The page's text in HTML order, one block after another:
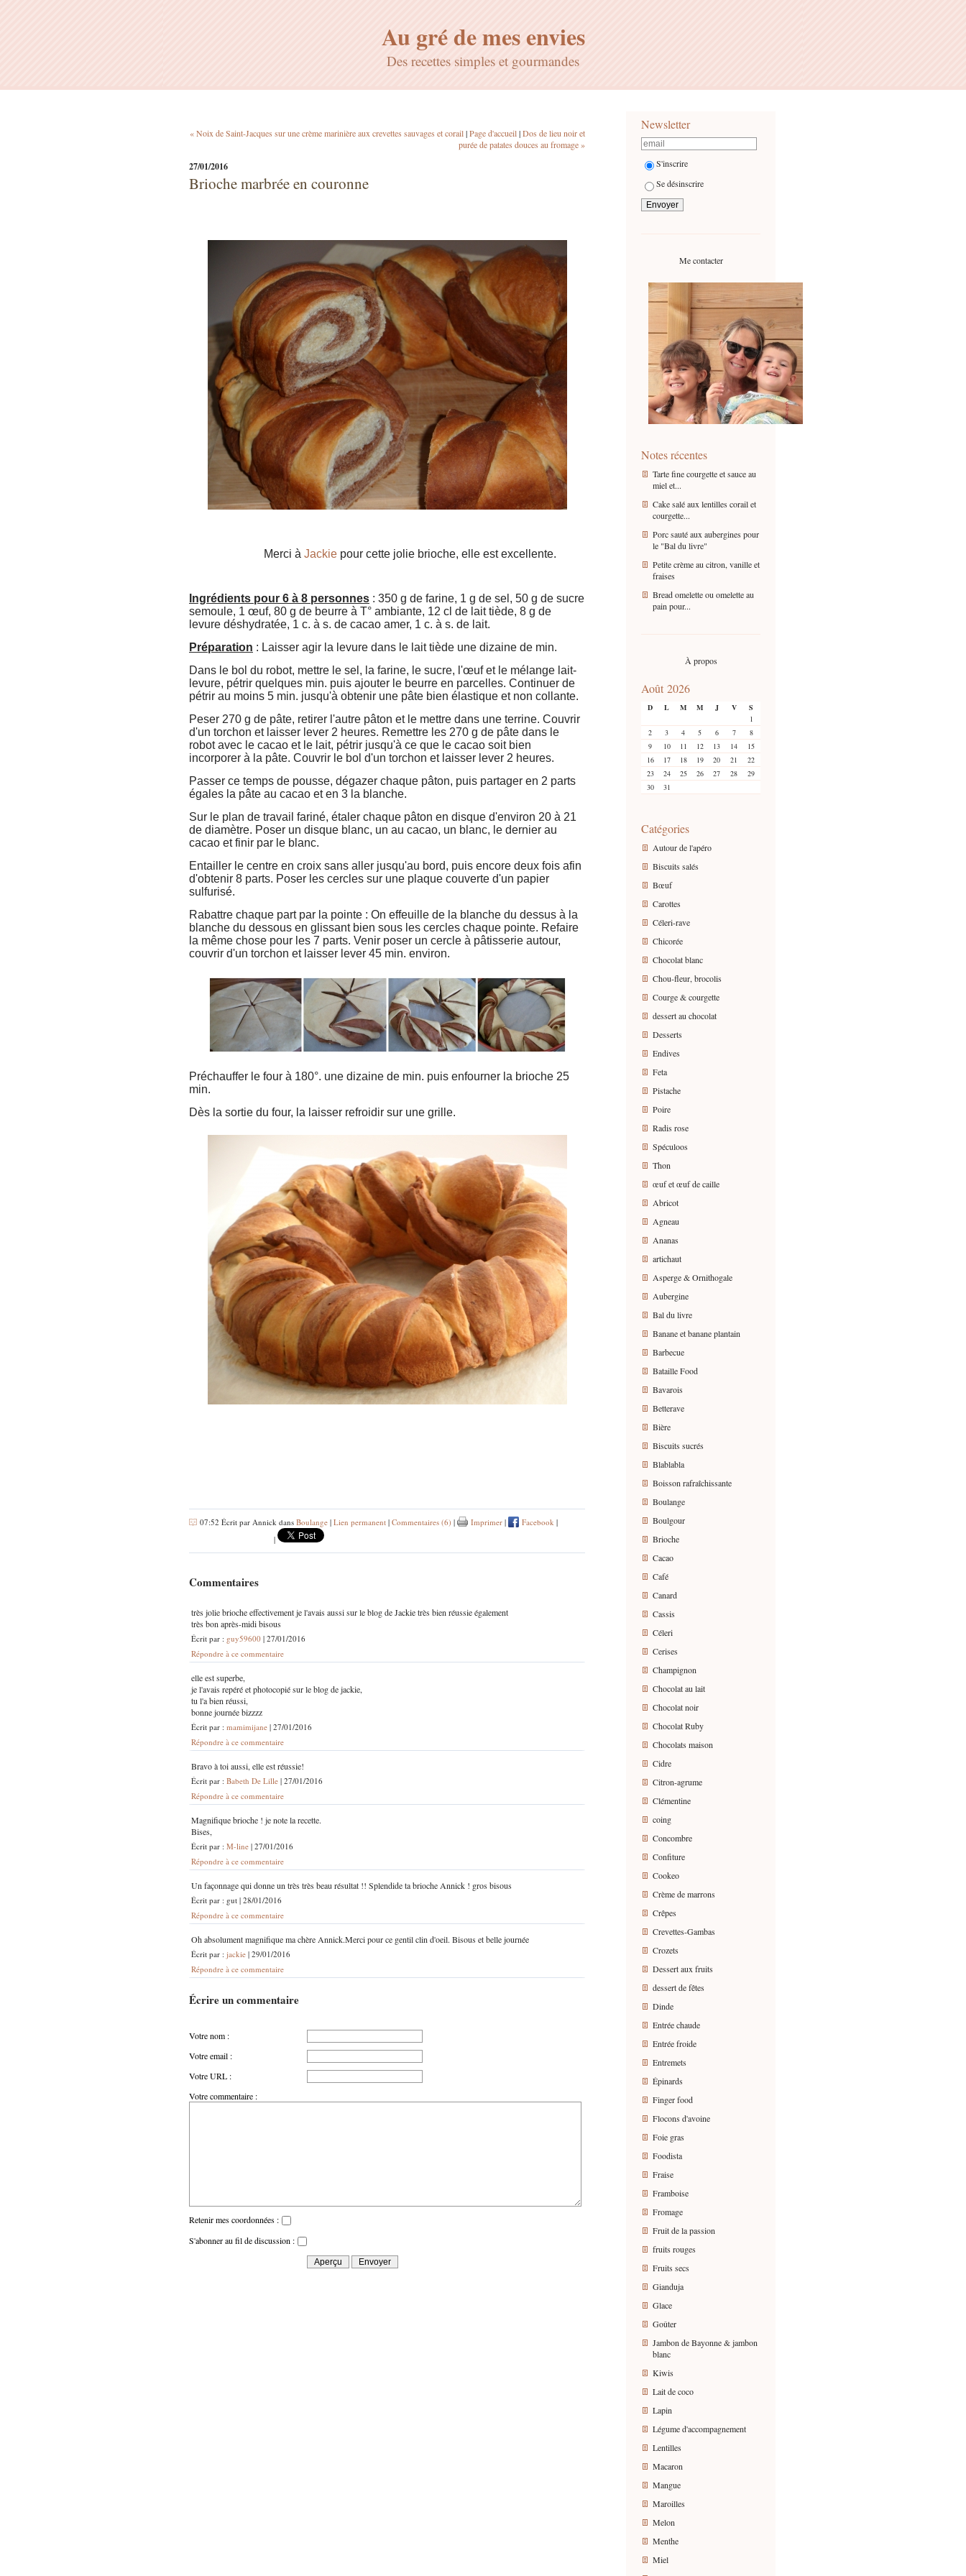
Au gré de mes envies
Des recettes simples et gourmandes
Newsletter
S'inscrire
Se désinscrire
Me contacter
Notes récentes
Tarte fine courgette et sauce au
miel et...
Cake salé aux lentilles corail et
courgette...
Porc sauté aux aubergines pour
le "Bal du livre"
Petite crème au citron, vanille et
fraises
Bread omelette ou omelette au
pain pour...
À propos
Août 2026
D L M M J V
S
1
2
3 4 5 6 7
8
9
10 11 12 13 14
15
16
17 18 19 20 21
22
23
24 25 26 27 28
29
30
31
Catégories
Autour de l'apéro
Biscuits salés
Bœuf
Carottes
Céleri-rave
Chicorée
Chocolat blanc
Chou-fleur, brocolis
Courge & courgette
dessert au chocolat
Desserts
Endives
Feta
Pistache
Poire
Radis rose
Spéculoos
Thon
œuf et œuf de caille
Abricot
Agneau
Ananas
artichaut
Asperge & Ornithogale
Aubergine
Bal du livre
Banane et banane plantain
Barbecue
Bataille Food
Bavarois
Betterave
Bière
Biscuits sucrés
Blablabla
Boisson rafraîchissante
Boulange
Boulgour
Brioche
Cacao
Café
Canard
Cassis
Céleri
Cerises
Champignon
Chocolat au lait
Chocolat noir
Chocolat Ruby
Chocolats maison
Cidre
Citron-agrume
Clémentine
coing
Concombre
Confiture
Cookeo
Crème de marrons
Crêpes
Crevettes-Gambas
Crozets
Dessert aux fruits
dessert de fêtes
Dinde
Entrée chaude
Entrée froide
Entremets
Épinards
Finger food
Flocons d'avoine
Foie gras
Foodista
Fraise
Framboise
Fromage
Fruit de la passion
fruits rouges
Fruits secs
Gianduja
Glace
Goûter
Jambon de Bayonne & jambon
blanc
Kiwis
Lait de coco
Lapin
Légume d'accompagnement
Lentilles
Macaron
Mangue
Maroilles
Melon
Menthe
Miel
« Noix de Saint-Jacques sur une crème marinière aux crevettes sauvages et corail|Page d'accueil|Dos de lieu noir et
purée de patates douces au fromage »
27/01/2016
Brioche marbrée en couronne
Merci à Jackie pour cette jolie brioche, elle est excellente.
Ingrédients pour 6 à 8 personnes : 350 g de farine, 1 g de sel, 50 g de sucre
semoule, 1 œuf, 80 g de beurre à T° ambiante, 12 cl de lait tiède, 8 g de
levure déshydratée, 1 c. à s. de cacao amer, 1 c. à s. de lait.
Préparation : Laisser agir la levure dans le lait tiède une dizaine de min.
Dans le bol du robot, mettre le sel, la farine, le sucre, l'œuf et le mélange lait-
levure, pétrir quelques min. puis ajouter le beurre en parcelles. Continuer de
pétrir au moins 5 min. jusqu'à obtenir une pâte bien élastique et non collante.
Peser 270 g de pâte, retirer l'autre pâton et le mettre dans une terrine. Couvrir
d'un torchon et laisser lever 2 heures. Remettre les 270 g de pâte dans le
robot avec le cacao et le lait, pétrir jusqu'à ce que le cacao soit bien
incorporer à la pâte. Couvrir le bol d'un torchon et laisser lever 2 heures.
Passer ce temps de pousse, dégazer chaque pâton, puis partager en 2 parts
égales la pâte au cacao et en 3 la blanche.
Sur le plan de travail fariné, étaler chaque pâton en disque d'environ 20 à 21
de diamètre. Poser un disque blanc, un au cacao, un blanc, le dernier au
cacao et finir par le blanc.
Entailler le centre en croix sans aller jusqu'au bord, puis encore deux fois afin
d'obtenir 8 parts. Poser les cercles sur une plaque couverte d'un papier
sulfurisé.
Rabattre chaque part par la pointe : On effeuille de la blanche du dessus à la
blanche du dessous en glissant bien sous les cercles chaque pointe. Refaire
la même chose pour les 7 parts. Venir poser un cercle à pâtisserie autour,
couvrir d'un torchon et laisser lever 45 min. environ.
Préchauffer le four à 180°. une dizaine de min. puis enfourner la brioche 25
min.
Dès la sortie du four, la laisser refroidir sur une grille.
07:52 Écrit par Annick dans Boulange | Lien permanent | Commentaires (6) | Imprimer | Facebook |
|
Commentaires
très jolie brioche effectivement je l'avais aussi sur le blog de Jackie très bien réussie également
très bon après-midi bisous
Écrit par : guy59600 | 27/01/2016
Répondre à ce commentaire
elle est superbe,
je l'avais repéré et photocopié sur le blog de jackie,
tu l'a bien réussi,
bonne journée bizzzz
Écrit par : mamimijane | 27/01/2016
Répondre à ce commentaire
Bravo à toi aussi, elle est réussie!
Écrit par : Babeth De Lille | 27/01/2016
Répondre à ce commentaire
Magnifique brioche ! je note la recette.
Bises,
Écrit par : M-line | 27/01/2016
Répondre à ce commentaire
Un façonnage qui donne un très très beau résultat !! Splendide ta brioche Annick ! gros bisous
Écrit par : gut | 28/01/2016
Répondre à ce commentaire
Oh absolument magnifique ma chère Annick.Merci pour ce gentil clin d'oeil. Bisous et belle journée
Écrit par : jackie | 29/01/2016
Répondre à ce commentaire
Écrire un commentaire
Votre nom :
Votre email :
Votre URL :
Votre commentaire :
Retenir mes coordonnées :
S'abonner au fil de discussion :